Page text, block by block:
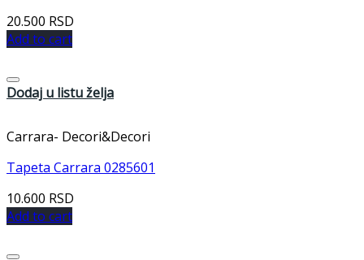
20.500 RSD
Add to cart
Dodaj u listu želja
Carrara- Decori&Decori
Tapeta Carrara 0285601
10.600 RSD
Add to cart